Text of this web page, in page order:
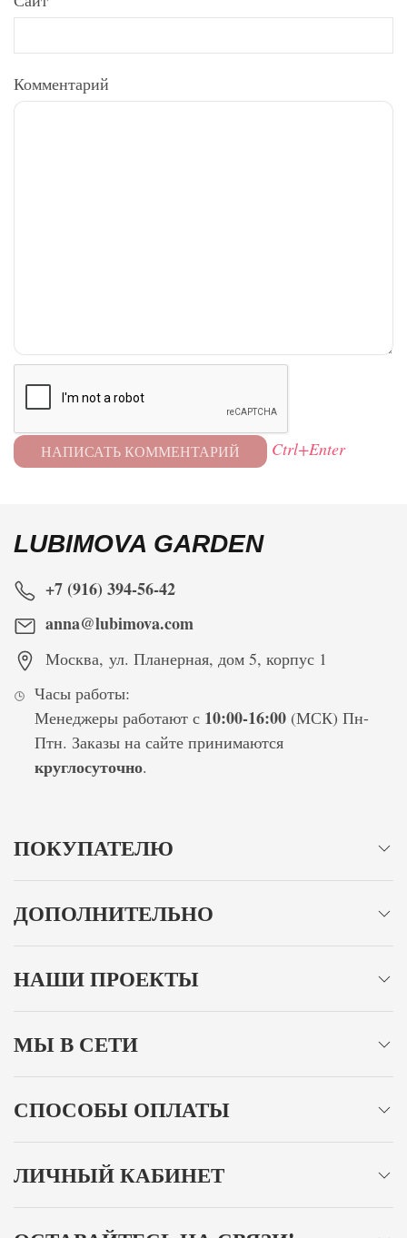
Комментарий
Ctrl+Enter
LUBIMOVA GARDEN
+7 (916) 394-56-42
anna@lubimova.com
Москва, ул. Планерная, дом 5, корпус 1
Часы работы:
Менеджеры работают с 10:00-16:00(МСК) Пн-
Птн. Заказы на сайте принимаются
круглосуточно.
ПОКУПАТЕЛЮ
ДОПОЛНИТЕЛЬНО
НАШИ ПРОЕКТЫ
МЫ В СЕТИ
СПОСОБЫ ОПЛАТЫ
ЛИЧНЫЙ КАБИНЕТ